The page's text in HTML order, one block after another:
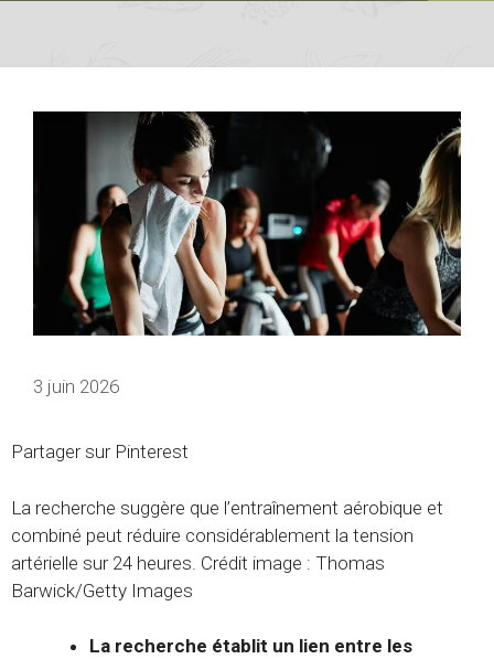
3 juin 2026
Partager sur Pinterest
La recherche suggère que l’entraînement aérobique et
combiné peut réduire considérablement la tension
artérielle sur 24 heures. Crédit image : Thomas
Barwick/Getty Images
La recherche établit un lien entre les